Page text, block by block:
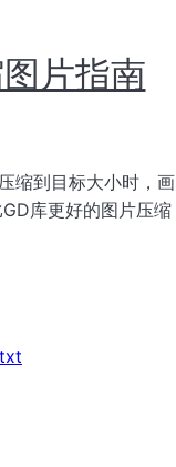
片指南
缩到目标大小时，画
库更好的图片压缩